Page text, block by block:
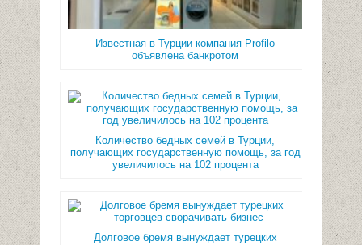
Известная в Турции компания Profilo
объявлена банкротом
Количество бедных семей в Турции,
получающих государственную помощь, за год
увеличилось на 102 процента
Долговое бремя вынуждает турецких